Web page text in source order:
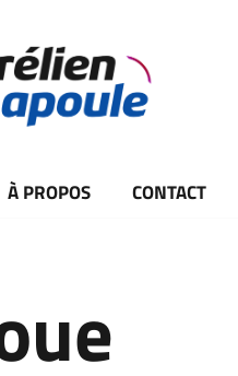
À PROPOS CONTACT